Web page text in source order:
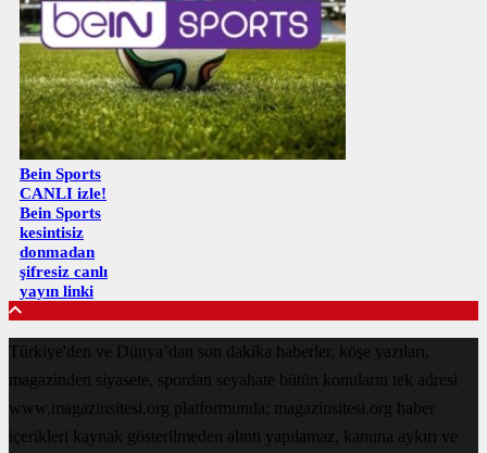
Bein Sports
CANLI izle!
Bein Sports
kesintisiz
donmadan
şifresiz canlı
yayın linki
Türkiye'den ve Dünya’dan son dakika haberler, köşe yazıları,
magazinden siyasete, spordan seyahate bütün konuların tek adresi
www.magazinsitesi.org platformunda; magazinsitesi.org haber
içerikleri kaynak gösterilmeden alıntı yapılamaz, kanuna aykırı ve